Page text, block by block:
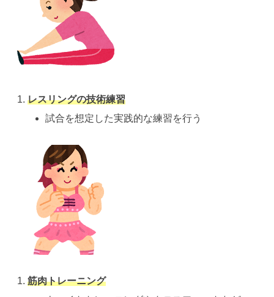
レスリングの技術練習
試合を想定した実践的な練習を行う
筋肉トレーニング